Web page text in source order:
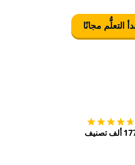
التعلُّم مجانًا
تصنيف